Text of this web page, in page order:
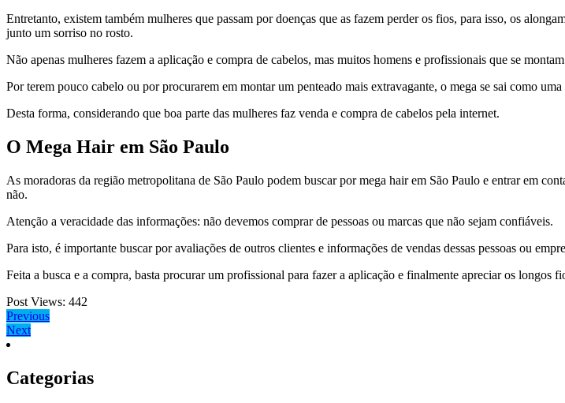
Entretanto, existem também mulheres que passam por doenças que as fazem perder os fios, para isso, os
junto um sorriso no rosto.
Não apenas mulheres fazem a aplicação e compra de cabelos, mas muitos homens e profissionais que se
Por terem pouco cabelo ou por procurarem em montar um penteado mais extravagante, o mega se sai como
Desta forma, considerando que boa parte das mulheres faz venda e compra de cabelos pela internet.
O Mega Hair em São Paulo
As moradoras da região metropolitana de São Paulo podem buscar por mega hair em São Paulo e entrar em
não.
Atenção a veracidade das informações: não devemos comprar de pessoas ou marcas que não sejam confiáveis.
Para isto, é importante buscar por avaliações de outros clientes e informações de vendas dessas pessoas ou
Feita a busca e a compra, basta procurar um profissional para fazer a aplicação e finalmente apreciar os longos
Post Views: 442
Navegação
de
PreviousPrevious
NextNext
Categorias